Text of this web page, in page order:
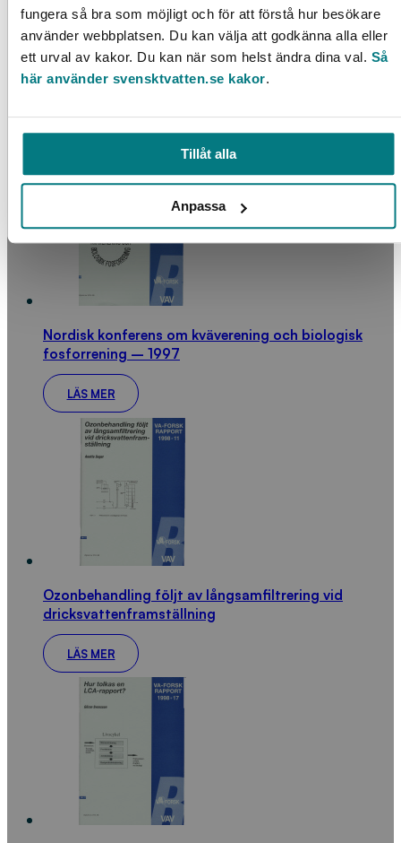
fungera så bra som möjligt och för att förstå hur besökare
använder webbplatsen. Du kan välja att godkänna alla eller
ett urval av kakor. Du kan när som helst ändra dina val. Så
här använder svensktvatten.se kakor.
Tillåt alla
Anpassa
Läck- och dräneringsvatten i spillvattensystem
Nordisk konferens om kväverening och biologisk
fosforrening – 1997
LÄS MER
Ozonbehandling följt av långsamfiltrering vid
dricksvattenframställning
LÄS MER